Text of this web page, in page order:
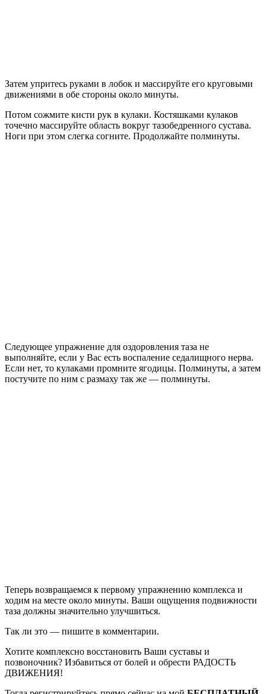
Затем упритесь руками в лобок и массируйте его круговыми
движениями в обе стороны около минуты.
Потом сожмите кисти рук в кулаки. Костяшками кулаков
точечно массируйте область вокруг тазобедренного сустава.
Ноги при этом слегка согните. Продолжайте полминуты.
Следующее упражнение для оздоровления таза не
выполняйте, если у Вас есть воспаление седалищного нерва.
Если нет, то кулаками промните ягодицы. Полминуты, а затем
постучите по ним с размаху так же — полминуты.
Теперь возвращаемся к первому упражнению комплекса и
ходим на месте около минуты. Ваши ощущения подвижности
таза должны значительно улучшиться.
Так ли это — пишите в комментарии.
Хотите комплексно восстановить Ваши суставы и
позвоночник? Избавиться от болей и обрести РАДОСТЬ
ДВИЖЕНИЯ!